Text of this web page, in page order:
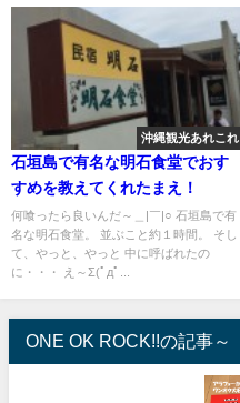
沖縄観光あれこれ
石垣島で有名な明石食堂でおす
すめを教えてくれたまえ！
何喰ったら良いんだ～＿|￣|○ 石垣島で有
名な明石食堂。 並ぶこと約１時間。 そし
て、やっと、やっと 中に呼ばれたの
に・・・ え～Σ(ﾟдﾟ...
ONE OK ROCK!!の記事～